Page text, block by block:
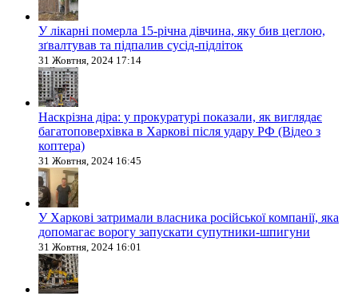
У лікарні померла 15-річна дівчина, яку бив цеглою,
зґвалтував та підпалив сусід-підліток
31 Жовтня, 2024 17:14
Наскрізна діра: у прокуратурі показали, як виглядає
багатоповерхівка в Харкові після удару РФ (Відео з
коптера)
31 Жовтня, 2024 16:45
У Харкові затримали власника російської компанії, яка
допомагає ворогу запускати супутники-шпигуни
31 Жовтня, 2024 16:01